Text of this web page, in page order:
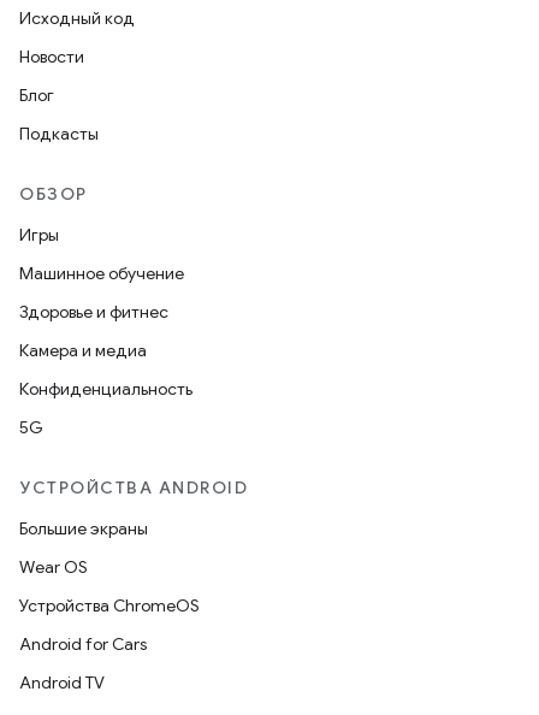
Исходный код
Новости
Блог
Подкасты
ОБЗОР
Игры
Машинное обучение
Здоровье и фитнес
Камера и медиа
Конфиденциальность
5G
УСТРОЙСТВА ANDROID
Большие экраны
Wear OS
Устройства ChromeOS
Android for Cars
Android TV